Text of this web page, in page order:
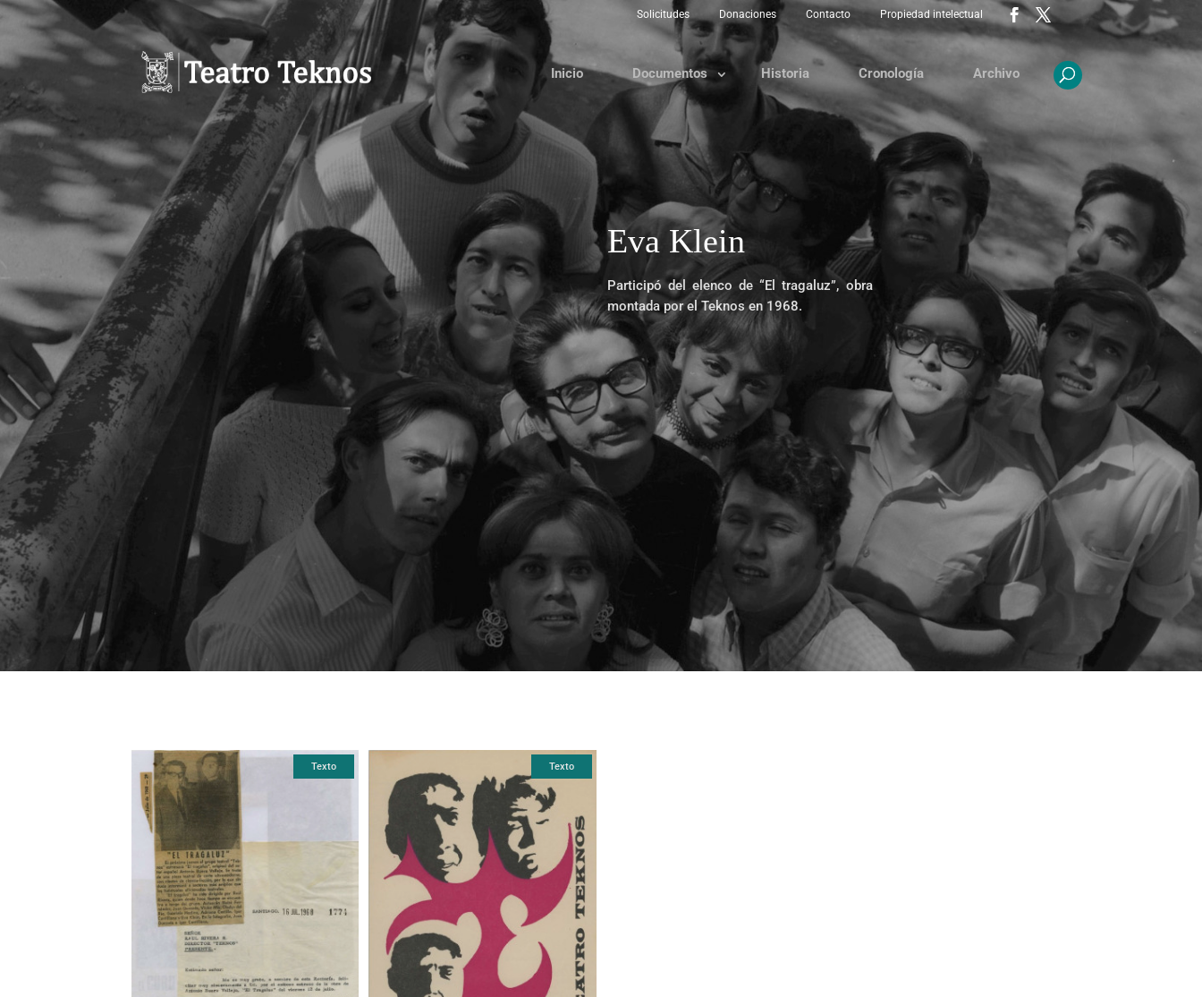
Solicitudes Donaciones Contacto Propiedad intelectual
Inicio Documentos Historia Cronología Archivo
Eva Klein
Participó del elenco de “El tragaluz”, obra
montada por el Teknos en 1968.
Texto Texto